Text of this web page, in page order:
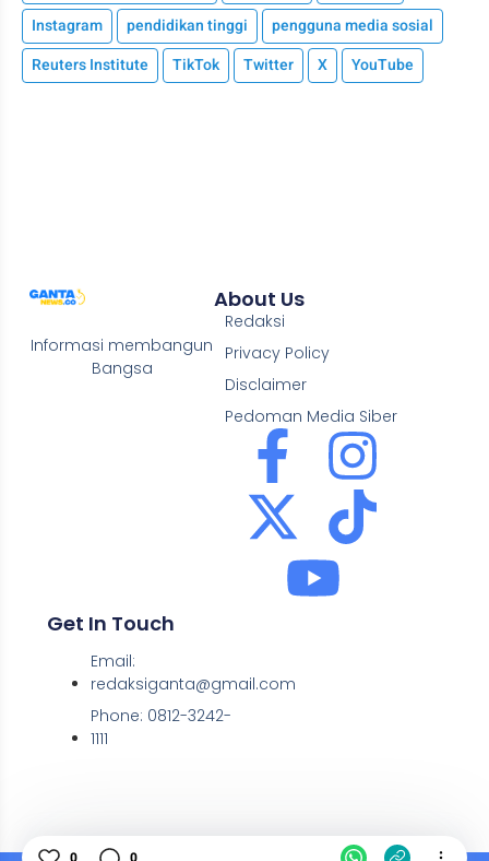
Instagram
pendidikan tinggi
pengguna media sosial
Reuters Institute
TikTok Twitter X YouTube
Informasi membangun
Bangsa
About Us
Redaksi
Privacy Policy
Disclaimer
Pedoman Media Siber
Get In Touch
Email:
redaksiganta@gmail.com
Phone: 0812-3242-
1111